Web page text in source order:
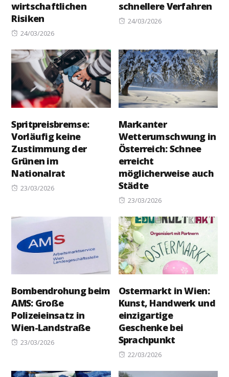
wirtschaftlichen
Risiken
Posted
24/03/2026
schnellere Verfahren
Posted
24/03/2026
Spritpreisbremse:
Vorläufig keine
Zustimmung der
Grünen im
Nationalrat
Posted
23/03/2026
Markanter
Wetterumschwung in
Österreich: Schnee
erreicht
möglicherweise auch
Städte
Posted
23/03/2026
Bombendrohung beim
AMS: Große
Polizeieinsatz in
Wien-Landstraße
Posted
23/03/2026
Ostermarkt in Wien:
Kunst, Handwerk und
einzigartige
Geschenke bei
Sprachpunkt
Posted
22/03/2026